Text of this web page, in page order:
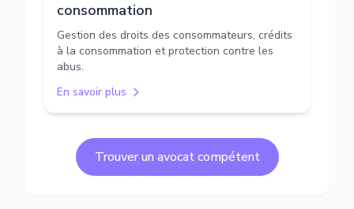
consommation
Gestion des droits des consommateurs, crédits
à la consommation et protection contre les
abus.
En savoir plus
Trouver un avocat compétent